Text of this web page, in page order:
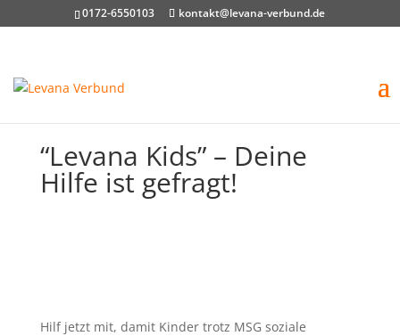
0172-6550103 kontakt@levana-verbund.de
“Levana Kids” – Deine
Hilfe ist gefragt!
Hilf jetzt mit, damit Kinder trotz MSG soziale